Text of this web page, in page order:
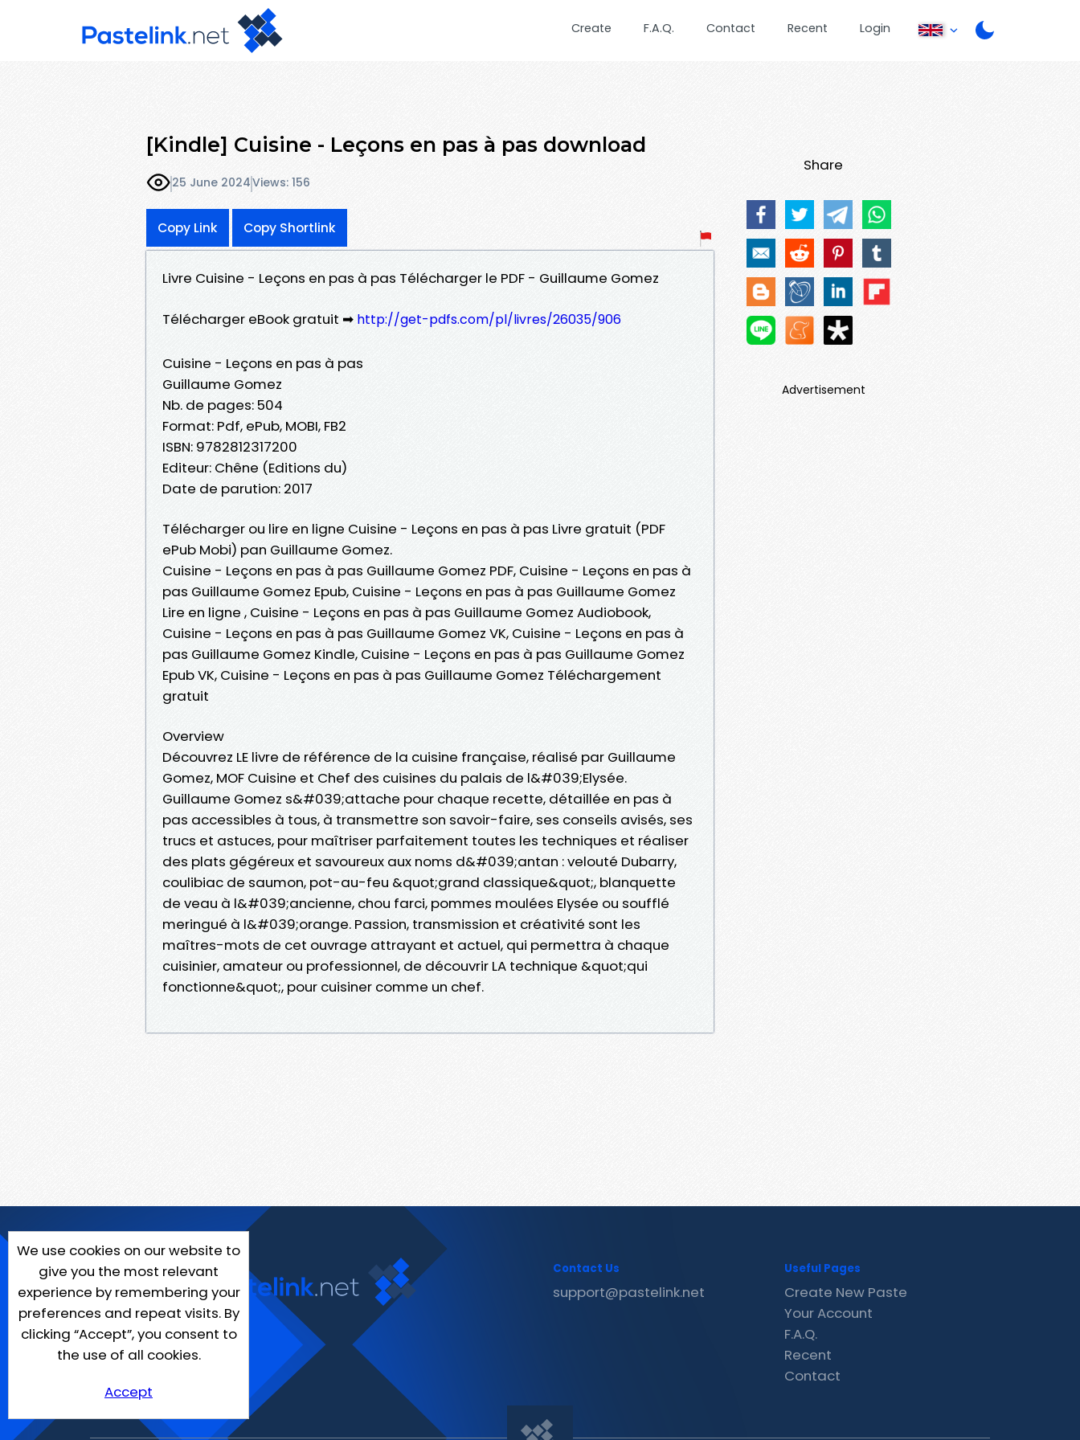
Create F.A.Q. Contact Recent Login
[Kindle] Cuisine - Leçons en pas à pas download
25 June 2024Views: 156
Copy Link Copy Shortlink
Livre Cuisine - Leçons en pas à pas Télécharger le PDF - Guillaume Gomez
Télécharger eBook gratuit ➡ http://get-pdfs.com/pl/livres/26035/906
Cuisine - Leçons en pas à pas
Guillaume Gomez
Nb. de pages: 504
Format: Pdf, ePub, MOBI, FB2
ISBN: 9782812317200
Editeur: Chêne (Editions du)
Date de parution: 2017
Télécharger ou lire en ligne Cuisine - Leçons en pas à pas Livre gratuit (PDF
ePub Mobi) pan Guillaume Gomez.
Cuisine - Leçons en pas à pas Guillaume Gomez PDF, Cuisine - Leçons en pas à
pas Guillaume Gomez Epub, Cuisine - Leçons en pas à pas Guillaume Gomez
Lire en ligne , Cuisine - Leçons en pas à pas Guillaume Gomez Audiobook,
Cuisine - Leçons en pas à pas Guillaume Gomez VK, Cuisine - Leçons en pas à
pas Guillaume Gomez Kindle, Cuisine - Leçons en pas à pas Guillaume Gomez
Epub VK, Cuisine - Leçons en pas à pas Guillaume Gomez Téléchargement
gratuit
Overview
Découvrez LE livre de référence de la cuisine française, réalisé par Guillaume
Gomez, MOF Cuisine et Chef des cuisines du palais de l&#039;Elysée.
Guillaume Gomez s&#039;attache pour chaque recette, détaillée en pas à
pas accessibles à tous, à transmettre son savoir-faire, ses conseils avisés, ses
trucs et astuces, pour maîtriser parfaitement toutes les techniques et réaliser
des plats gégéreux et savoureux aux noms d&#039;antan : velouté Dubarry,
coulibiac de saumon, pot-au-feu &quot;grand classique&quot;, blanquette
de veau à l&#039;ancienne, chou farci, pommes moulées Elysée ou soufflé
meringué à l&#039;orange. Passion, transmission et créativité sont les
maîtres-mots de cet ouvrage attrayant et actuel, qui permettra à chaque
cuisinier, amateur ou professionnel, de découvrir LA technique &quot;qui
fonctionne&quot;, pour cuisiner comme un chef.
Share
Advertisement
We use cookies on our website to
give you the most relevant
experience by remembering your
preferences and repeat visits. By
clicking “Accept”, you consent to
the use of all cookies.
Accept
Contact Us
support@pastelink.net
Useful Pages
Create New Paste
Your Account
F.A.Q.
Recent
Contact